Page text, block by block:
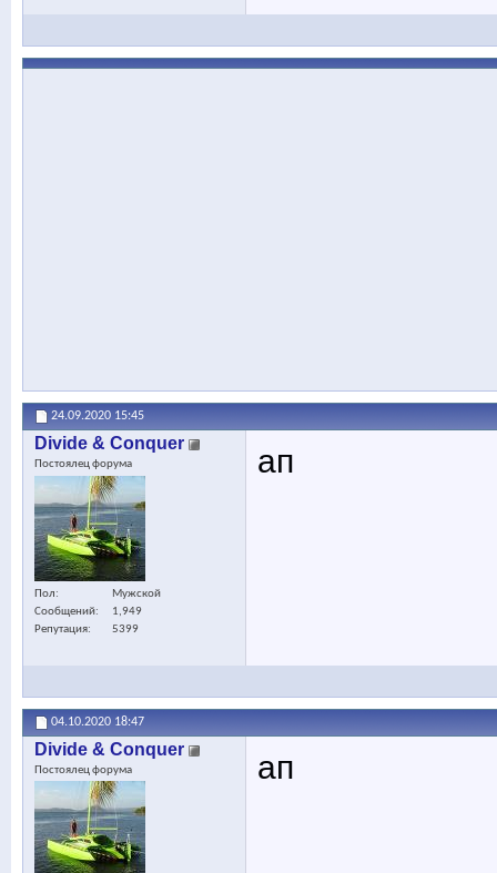
24.09.2020 15:45
Divide & Conquer
Постоялец форума
Пол
Мужской
Сообщений
1,949
Репутация
5399
ап
04.10.2020 18:47
Divide & Conquer
Постоялец форума ап